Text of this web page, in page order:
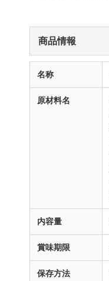
商品情報
名称
原材料名
内容量
賞味期限
保存方法